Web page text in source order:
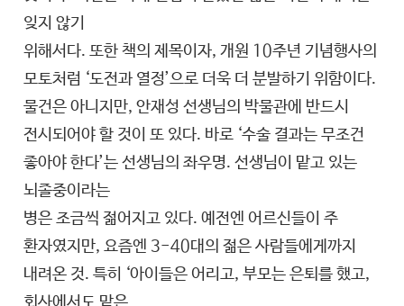
잊지 않기
위해서다. 또한 책의 제목이자, 개원 10주년 기념행사의
모토처럼 ‘도전과 열정’으로 더욱 더 분발하기 위함이다.
물건은 아니지만, 안재성 선생님의 박물관에 반드시
전시되어야 할 것이 또 있다. 바로 ‘수술 결과는 무조건
좋아야 한다’는 선생님의 좌우명. 선생님이 맡고 있는
뇌졸중이라는
병은 조금씩 젊어지고 있다. 예전엔 어르신들이 주
환자였지만, 요즘엔 3-40대의 젊은 사람들에게까지
내려온 것. 특히 ‘아이들은 어리고, 부모는 은퇴를 했고,